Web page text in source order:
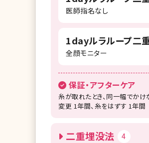
医師指名なし
1dayルラループ二
全顔モニター
保証・アフターケア
糸が取れたとき、同一幅でかけ
変更 1年間、糸をはずす 1年間
二重埋没法 4